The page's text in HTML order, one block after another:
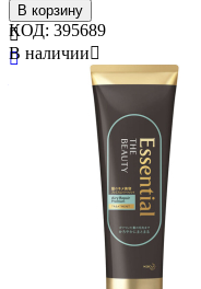
В корзину


Вес/Объем/Кол-
КОД: 395689
В наличии